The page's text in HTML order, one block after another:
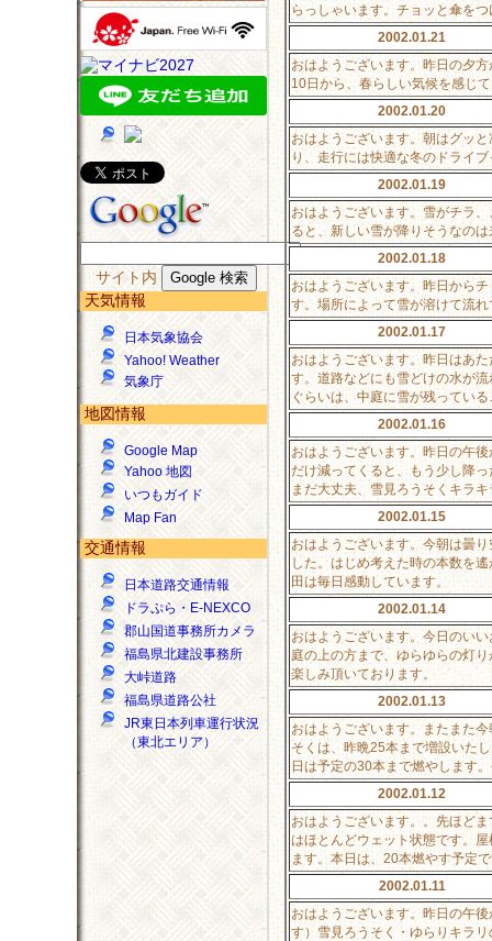
サイト内
天気情報
日本気象協会
Yahoo! Weather
気象庁
地図情報
Google Map
Yahoo 地図
いつもガイド
Map Fan
交通情報
日本道路交通情報
ドラぷら・E-NEXCO
郡山国道事務所カメラ
福島県北建設事務所
大峠道路
福島県道路公社
JR東日本列車運行状況
（東北エリア）
らっしゃいます。チョッと傘を
2002.01.21
おはようございます。昨日の夕
10日から、春らしい気候を感じ
2002.01.20
おはようございます。朝はグッ
り、走行には快適な冬のドライ
2002.01.19
おはようございます。雪がチラ
ると、新しい雪が降りそうなの
2002.01.18
おはようございます。昨日から
す。場所によって雪が溶けて流
2002.01.17
おはようございます。昨日はあ
す。道路などにも雪どけの水が
ぐらいは、中庭に雪が残ってい
2002.01.16
おはようございます。昨日の午
だけ減ってくると、もう少し降
まだ大丈夫、雪見ろうそくキラ
2002.01.15
おはようございます。今朝は曇
した。はじめ考えた時の本数を
田は毎日感動しています。
2002.01.14
おはようございます。今日のい
庭の上の方まで、ゆらゆらの灯
楽しみ頂いております。
2002.01.13
おはようございます。またまた
そくは、昨晩25本まで増設いた
日は予定の30本まで燃やします
2002.01.12
おはようございます。。先ほど
はほとんどウェット状態です。
ます。本日は、20本燃やす予定
2002.01.11
おはようございます。昨日の午
す）雪見ろうそく・ゆらりキラ